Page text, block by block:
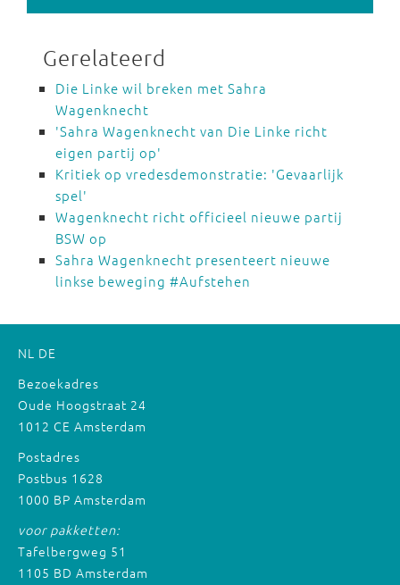
Gerelateerd
Die Linke wil breken met Sahra
Wagenknecht
'Sahra Wagenknecht van Die Linke richt
eigen partij op'
Kritiek op vredesdemonstratie: 'Gevaarlijk
spel'
Wagenknecht richt officieel nieuwe partij
BSW op
Sahra Wagenknecht presenteert nieuwe
linkse beweging #Aufstehen
NL DE
Bezoekadres
Oude Hoogstraat 24
1012 CE Amsterdam
Postadres
Postbus 1628
1000 BP Amsterdam
voor pakketten:
Tafelbergweg 51
1105 BD Amsterdam